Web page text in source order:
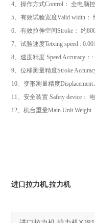
4、操作方式Control ： 全电脑
5、有效试验宽度Valid width ：
6、有效拉伸空间Stroke ： 约
7、试验速度Tetxing speed :
8、速度精度 Speed Accuracy ： :
9、位移测量精度Stroke
10、变形测量精度Displacement
11、安全装置 Safety device ：
12、机台重量Main Unit Weight
进口拉力机,拉力机